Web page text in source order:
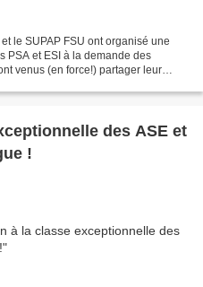
le SUPAP FSU ont organisé une
PSA et ESI à la demande des
venus (en force!) partager leur
des ASE et
!